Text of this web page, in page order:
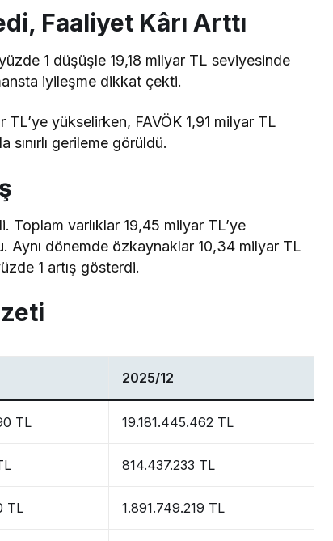
Faaliyet Kârı Arttı
1 düşüşle 19,18 milyar TL seviyesinde
iyileşme dikkat çekti.
yükselirken, FAVÖK 1,91 milyar TL
sınırlı gerileme görüldü.
varlıklar 19,45 milyar TL’ye
Aynı dönemde özkaynaklar 10,34 milyar TL
1 artış gösterdi.
2025/12
TL 19.181.445.462 TL
814.437.233 TL
TL 1.891.749.219 TL